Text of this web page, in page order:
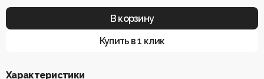
ИП Шахрай Светлана Михайловна
ИНН 263500194811
В корзину
Купить в 1 клик
Характеристики